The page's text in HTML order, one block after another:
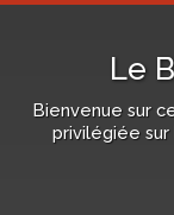
Le
Bienvenue sur
privilégiée sur